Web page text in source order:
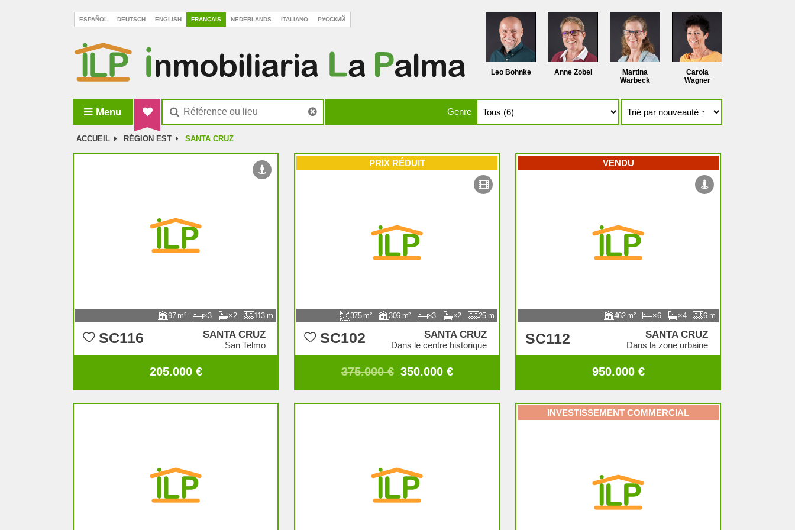
ILP Inmobiliaria La Palma
Leo Bohnke Anne Zobel
Martina
Warbeck
Carola
Wagner
ESPAÑOL DEUTSCH ENGLISH FRANÇAIS NEDERLANDS ITALIANO РУССКИЙ
Menu Genre
ACCUEIL RÉGION EST SANTA CRUZ
97 3 2 113
SC116 SANTA CRUZ
San Telmo
205.000 €
375 306 3 2 25
SC102 SANTA CRUZ
Dans le centre historique
375.000 € 350.000 €
PRIX RÉDUIT
462 6 4 6
SC112 SANTA CRUZ
Dans la zone urbaine
950.000 €
VENDU
vendu
INVESTISSEMENT COMMERCIAL